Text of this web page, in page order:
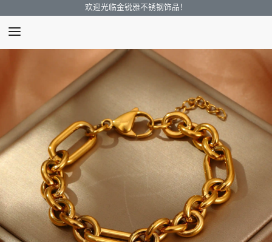
欢迎光临金锐雅不锈钢饰品！